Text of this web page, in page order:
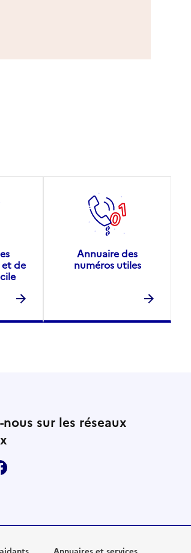
et de
Annuaire des
numéros utiles
nous sur les réseaux
Annuaires et services